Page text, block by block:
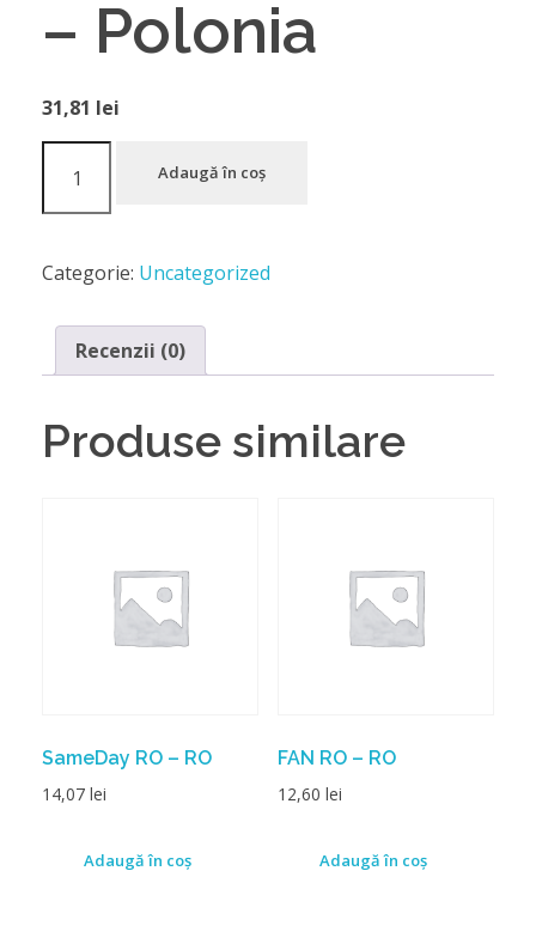
– Polonia
31,81 lei
Adaugă în coș
Categorie: Uncategorized
Recenzii (0)
Produse similare
SameDay RO – RO
14,07 lei
Adaugă în coș
FAN RO – RO
12,60 lei
Adaugă în coș